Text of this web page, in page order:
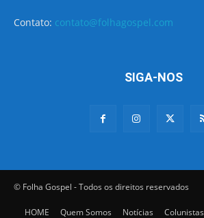
Contato: contato@folhagospel.com
SIGA-NOS
© Folha Gospel - Todos os direitos reservados
HOME Quem Somos Notícias Colunistas